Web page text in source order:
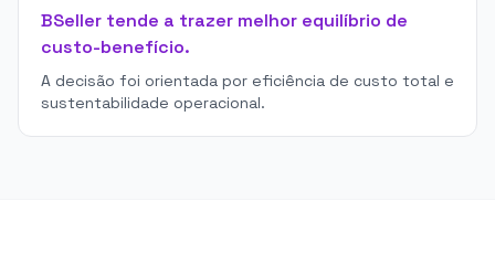
BSeller tende a trazer melhor equilíbrio de
custo-benefício.
A decisão foi orientada por eficiência de custo total e
sustentabilidade operacional.